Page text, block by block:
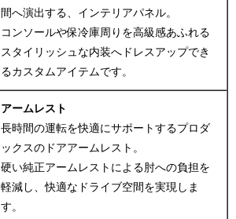
間へ演出する、インテリアパネル。
コンソールや保冷庫周りを高級感あふれる
スタイリッシュな内装へドレスアップでき
るカスタムアイテムです。
アームレスト
長時間の運転を快適にサポートするプロダ
ックスのドアアームレスト。
硬い純正アームレストによる肘への負担を
軽減し、快適なドライブ空間を実現しま
す。